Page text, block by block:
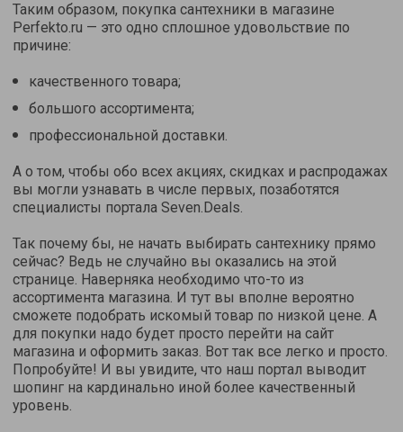
Таким образом, покупка сантехники в магазине
Perfekto.ru — это одно сплошное удовольствие по
причине:
качественного товара;
большого ассортимента;
профессиональной доставки.
А о том, чтобы обо всех акциях, скидках и распродажах
вы могли узнавать в числе первых, позаботятся
специалисты портала Seven.Deals.
Так почему бы, не начать выбирать сантехнику прямо
сейчас? Ведь не случайно вы оказались на этой
странице. Наверняка необходимо что-то из
ассортимента магазина. И тут вы вполне вероятно
сможете подобрать искомый товар по низкой цене. А
для покупки надо будет просто перейти на сайт
магазина и оформить заказ. Вот так все легко и просто.
Попробуйте! И вы увидите, что наш портал выводит
шопинг на кардинально иной более качественный
уровень.